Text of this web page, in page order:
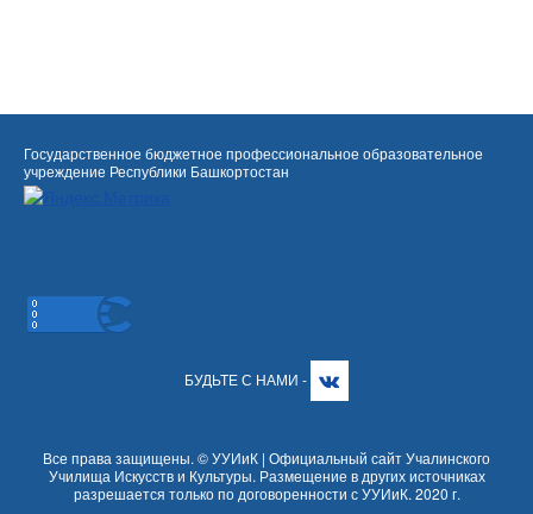
Государственное бюджетное профессиональное образовательное
учреждение Республики Башкортостан
БУДЬТЕ С НАМИ -
Все права защищены. © УУИиК | Официальный сайт Учалинского
Училища Искусств и Культуры. Размещение в других источниках
разрешается только по договоренности с УУИиК. 2020 г.